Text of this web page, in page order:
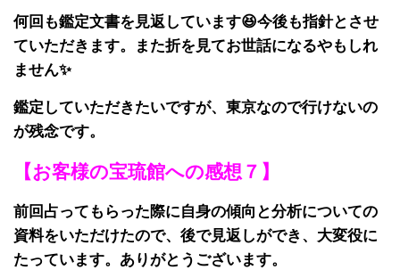
何回も鑑定文書を見返しています😆今後も指針とさせ
ていただきます。また折を見てお世話になるやもしれ
ません✨
鑑定していただきたいですが、東京なので行けないの
が残念です。
【お客様の宝琉館への感想７】
前回占ってもらった際に自身の傾向と分析についての
資料をいただけたので、後で見返しができ、大変役に
たっています。ありがとうございます。